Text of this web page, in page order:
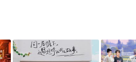
息可移步至豆瓣综艺、电视猫或